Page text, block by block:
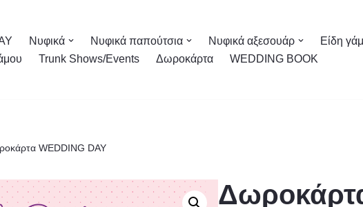
Νυφικά Νυφικά παπούτσια Νυφικά αξεσουάρ Είδη
Trunk Shows/Events Δωροκάρτα WEDDING BOOK
WEDDING DAY